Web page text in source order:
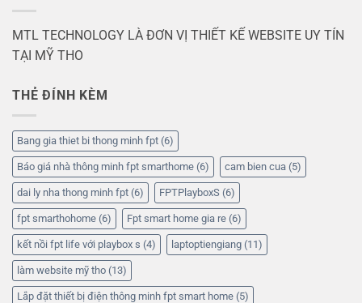
MTL TECHNOLOGY LÀ ĐƠN VỊ THIẾT KẾ WEBSITE UY TÍN
TẠI MỸ THO
THẺ ĐÍNH KÈM
Bang gia thiet bi thong minh fpt (6)
Báo giá nhà thông minh fpt smarthome (6) cam bien cua (5)
dai ly nha thong minh fpt (6) FPTPlayboxS (6)
fpt smarthohome (6) Fpt smart home gia re (6)
kết nồi fpt life với playbox s (4) laptoptiengiang (11)
làm website mỹ tho (13)
Lắp đặt thiết bị điện thông minh fpt smart home (5)